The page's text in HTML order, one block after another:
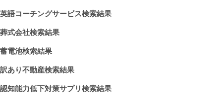
英語コーチングサービス検索結果
葬式会社検索結果
蓄電池検索結果
訳あり不動産検索結果
認知能力低下対策サプリ検索結果